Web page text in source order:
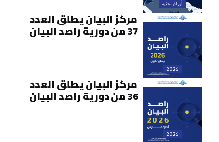
أوراق بحثية
2026
مركز البيان يطلق العدد
37 من دورية راصد البيان
2026
مركز البيان يطلق العدد
36 من دورية راصد البيان